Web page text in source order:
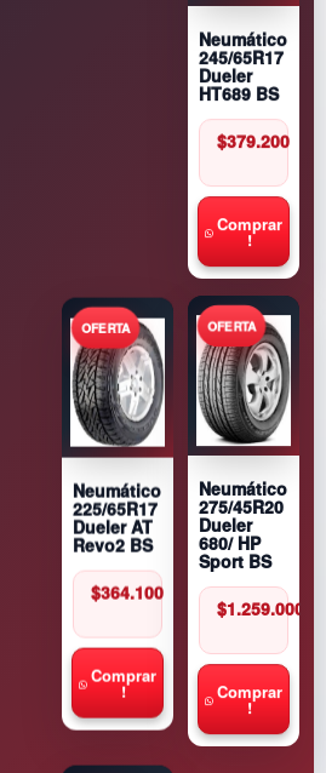
Neumático
245/65R17
Dueler
HT689 BS
$379.200
Comprar
!
Neumático
225/65R17
Dueler AT
Revo2 BS
$364.100
Comprar
!
Neumático
275/45R20
Dueler
680/ HP
Sport BS
$1.259.000
Comprar
!